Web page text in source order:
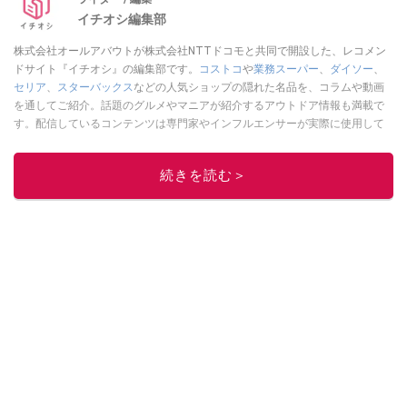
イチオシ編集部
株式会社オールアバウトが株式会社NTTドコモと共同で開設した、レコメン
ドサイト『イチオシ』の編集部です。
コストコや業務スーパー、 ダイソー、
セリア、 スターバックスなどの人気ショップの隠れた名品を、コラムや動画
を通してご紹介。話題のグルメやマニアが紹介するアウトドア情報も満載で
す。配信しているコンテンツは専門家やインフルエンサーが実際に使用して
ニュースでフォロー
続きを読む＞